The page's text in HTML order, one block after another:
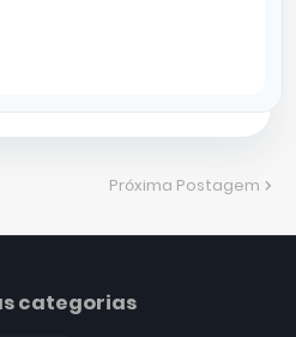
Próxima Postagem
categorias